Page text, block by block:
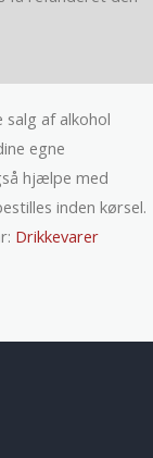
salg af alkohol
egne
hjælpe med
inden kørsel.
Drikkevarer